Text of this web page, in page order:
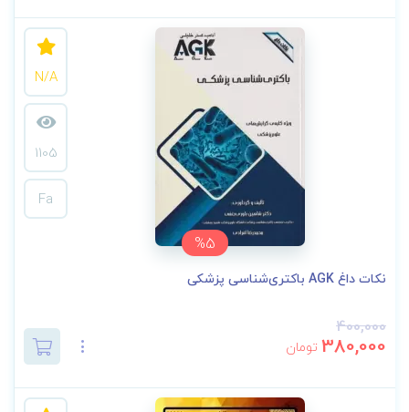
%5
N/A
1105
Fa
نکات داغ AGK باکتری‌شناسی پزشکی
400,000
380,000 تومان